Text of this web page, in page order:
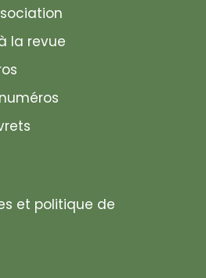
la revue
et politique de